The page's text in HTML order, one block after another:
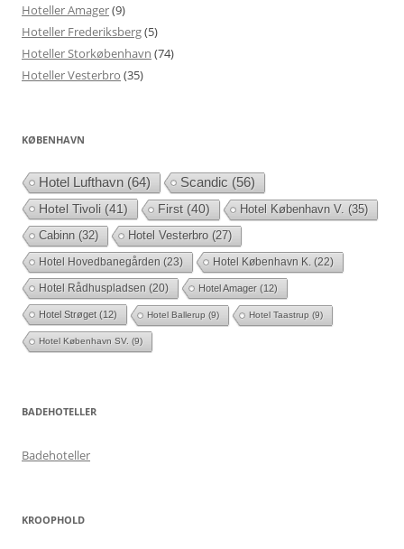
Hoteller Amager(9)
Hoteller Frederiksberg(5)
Hoteller Storkøbenhavn (74)
Hoteller Vesterbro (35)
KØBENHAVN
Hotel Lufthavn (64) Scandic (56)
Hotel Tivoli (41) First (40) Hotel København V. (35)
Cabinn (32) Hotel Vesterbro (27)
Hotel Hovedbanegården (23) Hotel København K. (22)
Hotel Rådhuspladsen (20) Hotel Amager (12)
Hotel Strøget (12) Hotel Ballerup (9) Hotel Taastrup (9)
Hotel København SV. (9)
BADEHOTELLER
Badehoteller
KROOPHOLD